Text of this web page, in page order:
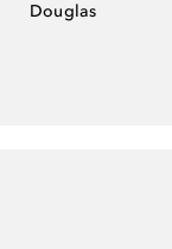
Douglas